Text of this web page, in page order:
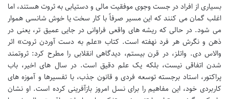
بسیاری از افراد در جست وجوی موفقیت مالی و دستیابی به ثروت هستند، اما
اغلب گمان می کنند که این مسیر صرفاً با کار سخت یا خوش شانسی هموار
می شود. در حالی که ریشه های واقعی فراوانی در جایی عمیق تر، یعنی در
ذهن و نگرش هر فرد نهفته است. کتاب «علم به دست آوردن ثروت» اثر
والاس دی. واتلز، در قرن بیستم، دیدگاهی انقلابی را مطرح کرد: ثروتمند
شدن اتفاقی نیست، بلکه یک علم دقیق است. در سال های اخیر، باب
پراکتور، استاد برجسته توسعه فردی و قانون جذب، با تفسیرها و آموزه های
کاربردی خود، این مفاهیم را برای نسل امروز بازآفرینی کرده است. او نشان